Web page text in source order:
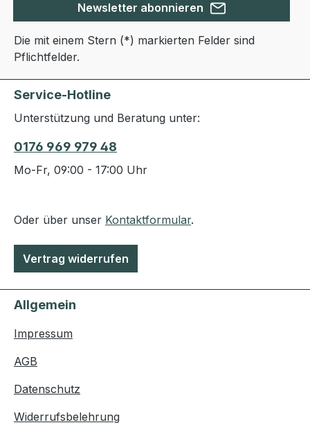
Newsletter abonnieren
Die mit einem Stern (*) markierten Felder sind
Pflichtfelder.
Service-Hotline
Unterstützung und Beratung unter:
0176 969 979 48
Mo-Fr, 09:00 - 17:00 Uhr
Oder über unser Kontaktformular.
Vertrag widerrufen
Allgemein
Impressum
AGB
Datenschutz
Widerrufsbelehrung